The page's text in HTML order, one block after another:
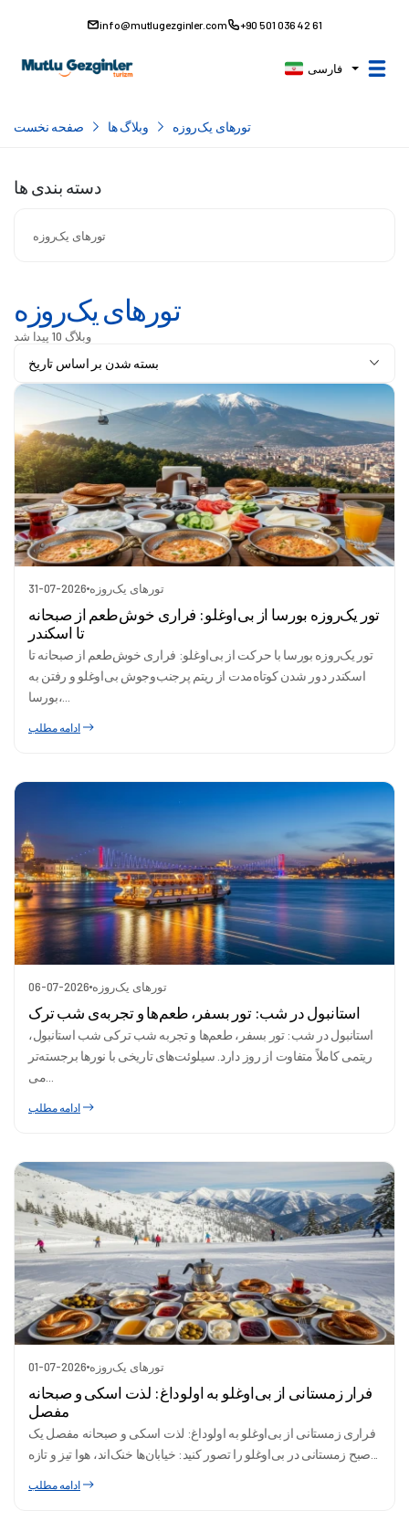
info@mutlugezginler.com +90 501 036 42 61
فارسی
صفحه نخست وبلاگ ها تورهای یک‌روزه
دسته بندی ها
تورهای یک‌روزه
تورهای یک‌روزه
وبلاگ 10 پیدا شد
31-07-2026 تورهای یک‌روزه
تور یک‌روزه بورسا از بی‌اوغلو: فراری خوش‌طعم از صبحانه
تا اسکندر
تور یک‌روزه بورسا با حرکت از بی‌اوغلو: فراری خوش‌طعم از صبحانه تا
اسکندر دور شدن کوتاه‌مدت از ریتم پرجنب‌وجوش بی‌اوغلو و رفتن به
بورسا،...
ادامه مطلب
06-07-2026 تورهای یک‌روزه
استانبول در شب: تور بسفر، طعم‌ها و تجربه‌ی شب ترک
استانبول در شب: تور بسفر، طعم‌ها و تجربه شب ترکی شب استانبول،
ریتمی کاملاً متفاوت از روز دارد. سیلوئت‌های تاریخی با نورها برجسته‌تر
ادامه مطلب
01-07-2026 تورهای یک‌روزه
فرار زمستانی از بی‌اوغلو به اولوداغ: لذت اسکی و صبحانه
مفصل
فراری زمستانی از بی‌اوغلو به اولوداغ: لذت اسکی و صبحانه مفصل یک
ادامه مطلب